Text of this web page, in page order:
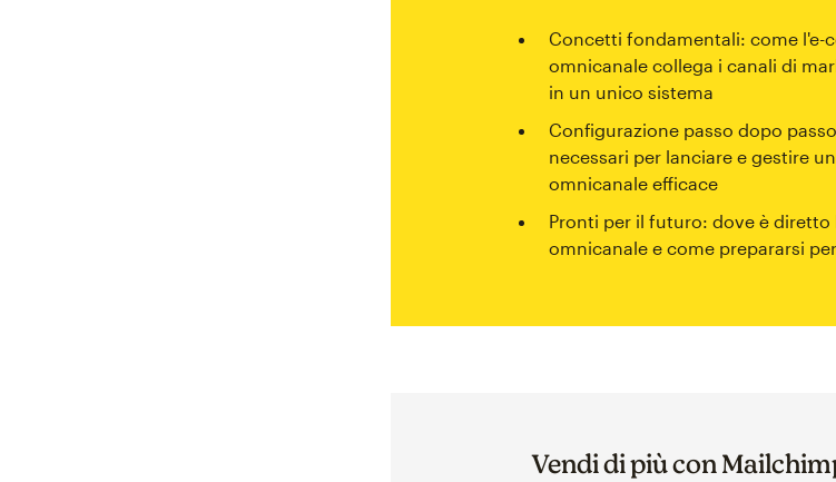
Concetti fondamentali: come l'e-
omnicanale collega i canali di
in un unico sistema
Configurazione passo dopo
necessari per lanciare e gestire
omnicanale efficace
Pronti per il futuro: dove è diretto
omnicanale e come prepararsi
Vendi di più con